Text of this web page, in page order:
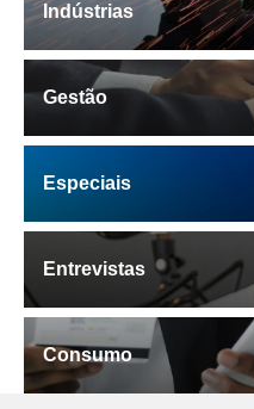
Indústrias
Gestão
Especiais
Entrevistas
Consumo